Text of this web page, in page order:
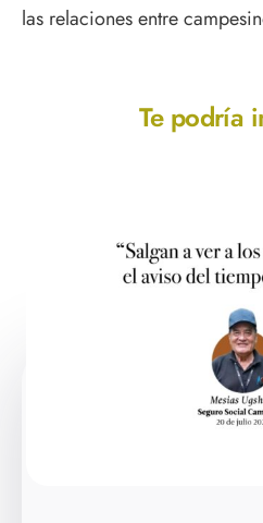
las relaciones entre
Te podría